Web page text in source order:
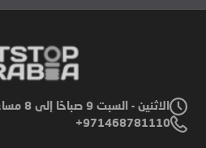
الاثنين - السبت 9 صباحًا إلى 8 مساءً | الأحد 9 صباحًا إلى 6 مساءً
971468781110+